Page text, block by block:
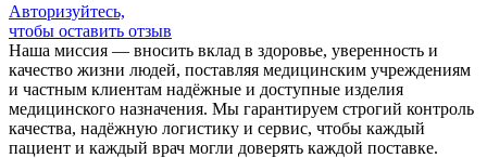
Авторизуйтесь,
чтобы оставить отзыв
Наша миссия — вносить вклад в здоровье, уверенность и
качество жизни людей, поставляя медицинским учреждениям
и частным клиентам надёжные и доступные изделия
медицинского назначения. Мы гарантируем строгий контроль
качества, надёжную логистику и сервис, чтобы каждый
пациент и каждый врач могли доверять каждой поставке.